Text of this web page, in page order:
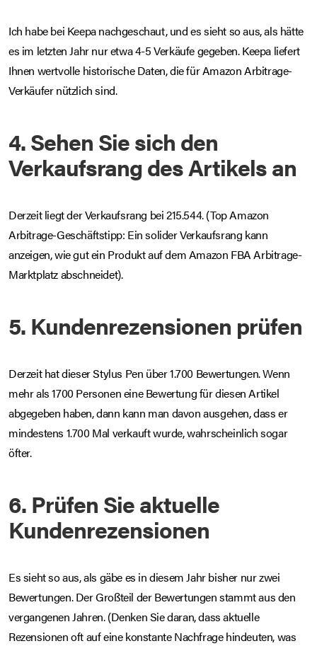
Ich habe bei Keepa nachgeschaut, und es sieht so aus, als hätte
es im letzten Jahr nur etwa 4-5 Verkäufe gegeben. Keepa liefert
Ihnen wertvolle historische Daten, die für Amazon Arbitrage-
Verkäufer nützlich sind.
4. Sehen Sie sich den
Verkaufsrang des Artikels an
Derzeit liegt der Verkaufsrang bei 215.544. (Top Amazon
Arbitrage-Geschäftstipp: Ein solider Verkaufsrang kann
anzeigen, wie gut ein Produkt auf dem Amazon FBA Arbitrage-
Marktplatz abschneidet).
5. Kundenrezensionen prüfen
Derzeit hat dieser Stylus Pen über 1.700 Bewertungen. Wenn
mehr als 1700 Personen eine Bewertung für diesen Artikel
abgegeben haben, dann kann man davon ausgehen, dass er
mindestens 1.700 Mal verkauft wurde, wahrscheinlich sogar
öfter.
6. Prüfen Sie aktuelle
Kundenrezensionen
Es sieht so aus, als gäbe es in diesem Jahr bisher nur zwei
Bewertungen. Der Großteil der Bewertungen stammt aus den
vergangenen Jahren. (Denken Sie daran, dass aktuelle
Rezensionen oft auf eine konstante Nachfrage hindeuten, was